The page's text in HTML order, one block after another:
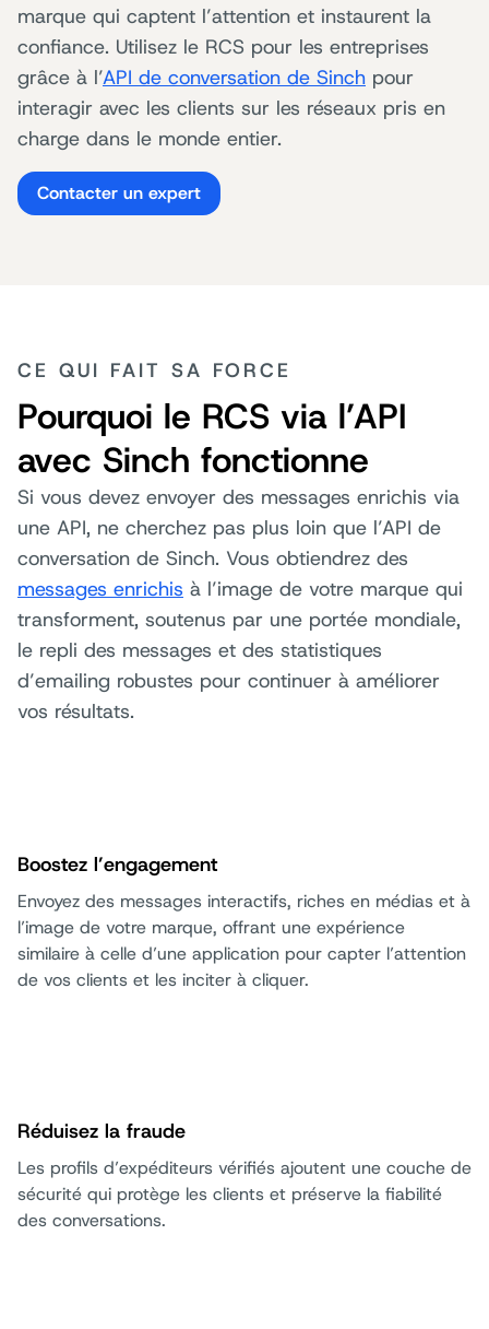
marque qui captent l’attention et instaurent la
confiance. Utilisez le RCS pour les entreprises
grâce à l’API de conversation de Sinch pour
interagir avec les clients sur les réseaux pris en
charge dans le monde entier.
Contacter un expert
CE QUI FAIT SA FORCE
Pourquoi le RCS via l’API
avec Sinch fonctionne
Si vous devez envoyer des messages enrichis via
une API, ne cherchez pas plus loin que l’API de
conversation de Sinch. Vous obtiendrez des
messages enrichis à l’image de votre marque qui
transforment, soutenus par une portée mondiale,
le repli des messages et des statistiques
d’emailing robustes pour continuer à améliorer
vos résultats.
Boostez l’engagement
Envoyez des messages interactifs, riches en médias et à
l’image de votre marque, offrant une expérience
similaire à celle d’une application pour capter l’attention
de vos clients et les inciter à cliquer.
Réduisez la fraude
Les profils d’expéditeurs vérifiés ajoutent une couche de
sécurité qui protège les clients et préserve la fiabilité
des conversations.